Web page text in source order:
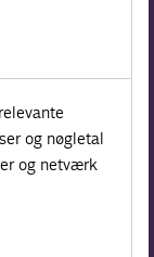
og nøgletal
og netværk